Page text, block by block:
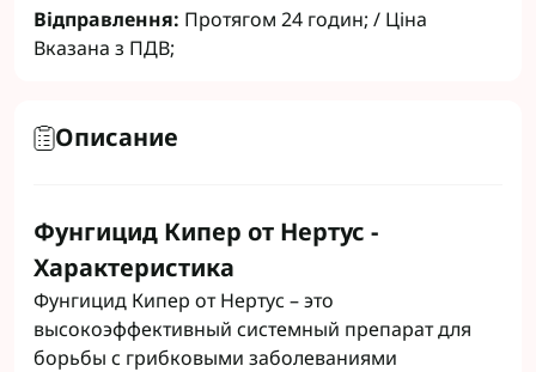
Відправлення: Протягом 24 годин; / Ціна
Вказана з ПДВ;
Описание
Фунгицид Кипер от Нертус -
Характеристика
Фунгицид Кипер от Нертус – это
высокоэффективный системный препарат для
борьбы с грибковыми заболеваниями